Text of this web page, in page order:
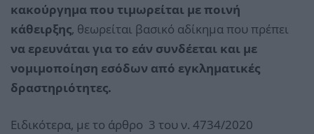
κακούργημα που τιμωρείται με ποινή
κάθειρξης, θεωρείται βασικό αδίκημα που πρέπει
να ερευνάται για το εάν συνδέεται και με
νομιμοποίηση εσόδων από εγκληματικές
δραστηριότητες.
Ειδικότερα, με το άρθρο 3 του ν. 4734/2020